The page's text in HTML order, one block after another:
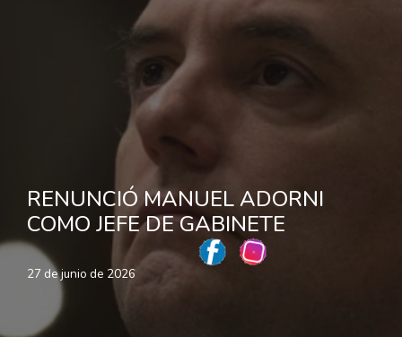
RENUNCIÓ MANUEL ADORNI
COMO JEFE DE GABINETE
27 de junio de 2026